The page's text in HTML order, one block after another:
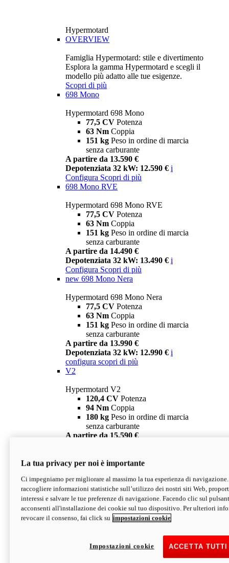
Hypermotard
OVERVIEW
Famiglia Hypermotard: stile e divertimento
Esplora la gamma Hypermotard e scegli il
modello più adatto alle tue esigenze.
Scopri di più
698 Mono
Hypermotard 698 Mono
77,5 CV Potenza
63 Nm Coppia
151 kg Peso in ordine di marcia
senza carburante
A partire da 13.590 €
Depotenziata 32 kW: 12.590 € i
Configura Scopri di più
698 Mono RVE
Hypermotard 698 Mono RVE
77,5 CV Potenza
63 Nm Coppia
151 kg Peso in ordine di marcia
senza carburante
A partire da 14.490 €
Depotenziata 32 kW: 13.490 € i
Configura Scopri di più
new 698 Mono Nera
Hypermotard 698 Mono Nera
77,5 CV Potenza
63 Nm Coppia
151 kg Peso in ordine di marcia
senza carburante
A partire da 13.990 €
Depotenziata 32 kW: 12.990 € i
configura scopri di più
V2
Hypermotard V2
120,4 CV Potenza
94 Nm Coppia
180 kg Peso in ordine di marcia
senza carburante
A partire da 15.590 €
V2 SP
Hypermotard V2 SP
120,4 CVPotenza
94 NmCoppia
177 kgPeso in ordine di marcia
senza carburante
Depotenziata 35 kW: 18.890 € i
configura scopri di più
La tua privacy per noi è importante
Ci impegniamo per migliorare al massimo la tua esperienza di
raccogliere informazioni statistiche sull’utilizzo dei nostri siti Web,
interessi e salvare le tue preferenze di navigazione. Facendo clic sul
acconsenti all'installazione dei cookie sul tuo dispositivo. Per ulteriori
revocare il consenso, fai click su impostazioni cookie
ACCETTA
Impostazioni cookie